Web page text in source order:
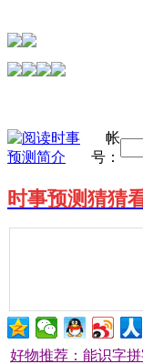
帐
号：
时事预测猜猜
好物推荐：能识字